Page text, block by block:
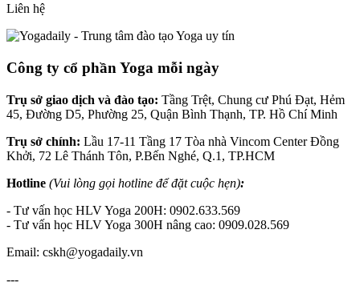
Liên hệ
Công ty cổ phần Yoga mỗi ngày
Trụ sở giao dịch và đào tạo: Tầng Trệt, Chung cư Phú Đạt, Hẻm
45, Đường D5, Phường 25, Quận Bình Thạnh, TP. Hồ Chí Minh
Trụ sở chính: Lầu 17-11 Tầng 17 Tòa nhà Vincom Center Đồng
Khởi, 72 Lê Thánh Tôn, P.Bến Nghé, Q.1, TP.HCM
Hotline (Vui lòng gọi hotline để đặt cuộc hẹn):
- Tư vấn học HLV Yoga 200H: 0902.633.569
- Tư vấn học HLV Yoga 300H nâng cao: 0909.028.569
Email: cskh@yogadaily.vn
---